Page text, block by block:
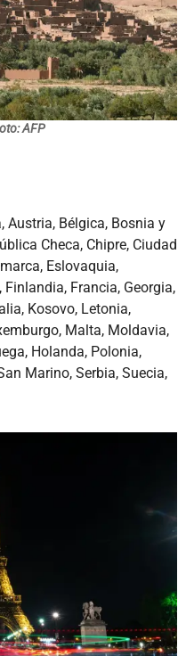
AFP
Austria, Bélgica, Bosnia y
Checa, Chipre, Ciudad
Eslovaquia,
Francia, Georgia,
Kosovo, Letonia,
Malta, Moldavia,
Holanda, Polonia,
Marino, Serbia, Suecia,